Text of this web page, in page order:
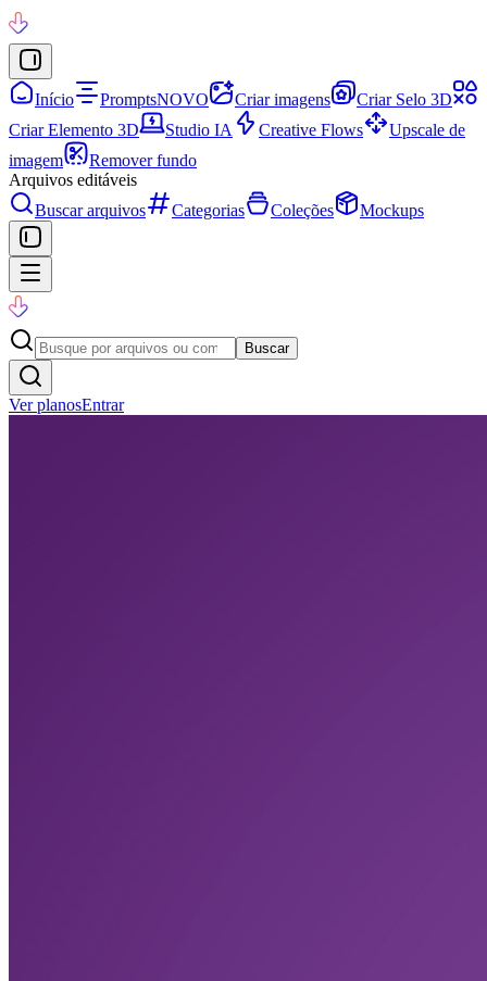
Início PromptsNOVO Criar imagens
Criar Selo 3D
Criar Elemento 3D
Studio IA Creative Flows
Upscale de
imagem
Remover fundo
Arquivos editáveis
Buscar arquivos
Categorias Coleções Mockups
Buscar
Ver planosEntrar